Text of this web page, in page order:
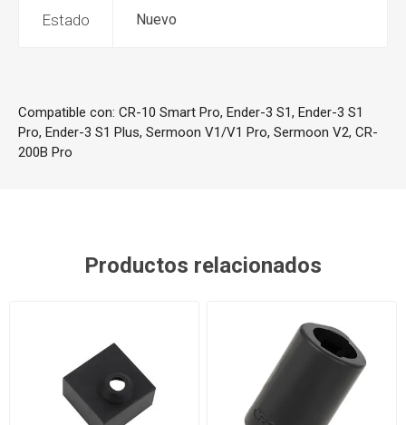
Estado Nuevo
Compatible con: CR-10 Smart Pro, Ender-3 S1, Ender-3 S1
Pro, Ender-3 S1 Plus, Sermoon V1/V1 Pro, Sermoon V2, CR-
200B Pro
Productos relacionados